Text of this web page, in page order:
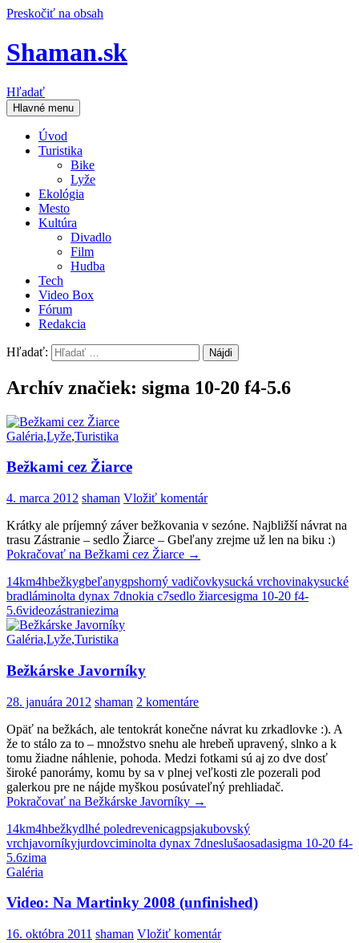
Preskočiť na obsah
Shaman.sk
Hľadať
Hlavné menu
Úvod
Turistika
Bike
Lyže
Ekológia
Mesto
Kultúra
Divadlo
Film
Hudba
Tech
Video Box
Fórum
Redakcia
Hľadať:
Archív značiek: sigma 10-20 f4-5.6
Galéria,Lyže,Turistika
Bežkami cez Žiarce
4. marca 2012 shaman Vložiť komentár
Krátky ale príjemný záver bežkovania v sezóne. Najbližší návrat na
trasu Zástranie – sedlo Žiarce – Gbeľany zrejme už len na biku :)
Pokračovať na Bežkami cez Žiarce →
14km4hbežkygbeľanygpshorný vadičovkysucká vrchovinakysucké
bradláminolta dynax 7dnokia c7sedlo žiarcesigma 10-20 f4-
5.6videozástraniezima
Galéria,Lyže,Turistika
Bežkárske Javorníky
28. januára 2012 shaman 2 komentáre
Opäť na bežkách, ale tentokrát konečne návrat ku zrkadlovke :). A
že to stálo za to – množstvo snehu ale hrebeň upravený, slnko a k
tomu žiadne náhlenie, pohoda. Medzi fotkami sú aj zo dve dosť
široké panorámy, komu by sa v plnej veľkosti zle pozerali pod
galerkou pre ne nájde myškou posúvateľný prehliadač.
Pokračovať na Bežkárske Javorníky →
14km4hbežkydlhé poledrevenicagpsjakubovský
vrchjavorníkyjurdovciminolta dynax 7dneslušaosadasigma 10-20 f4-
5.6zima
Galéria
Video: Na Martinky 2008 (unfinished)
16. októbra 2011 shaman Vložiť komentár